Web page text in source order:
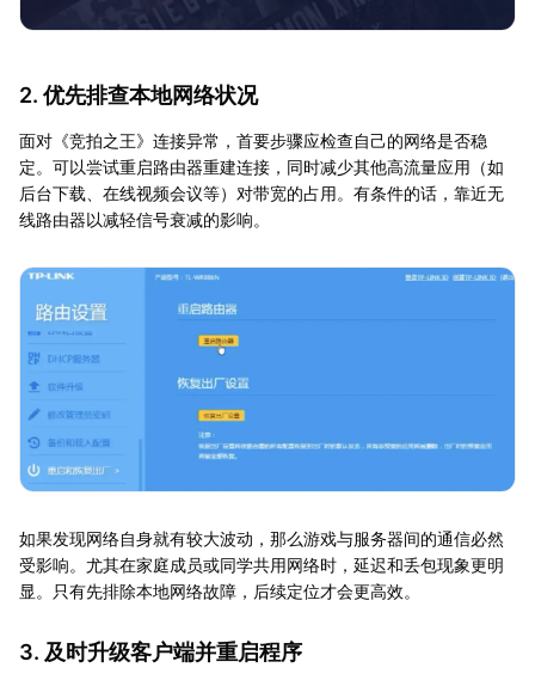
2. 优先排查本地网络状况
面对《竞拍之王》连接异常，首要步骤应检查自己的网络是否稳
定。可以尝试重启路由器重建连接，同时减少其他高流量应用（如
后台下载、在线视频会议等）对带宽的占用。有条件的话，靠近无
线路由器以减轻信号衰减的影响。
如果发现网络自身就有较大波动，那么游戏与服务器间的通信必然
受影响。尤其在家庭成员或同学共用网络时，延迟和丢包现象更明
显。只有先排除本地网络故障，后续定位才会更高效。
3. 及时升级客户端并重启程序